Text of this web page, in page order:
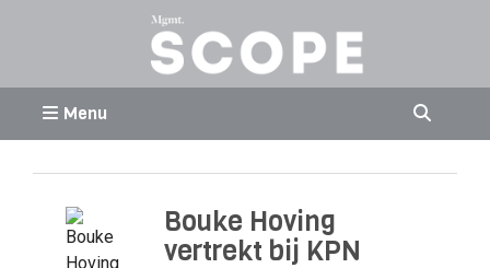
Menu
Bouke Hoving
vertrekt bij KPN